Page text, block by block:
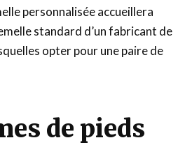
personnalisée accueillera
standard d’un fabricant de
opter pour une paire de
de pieds